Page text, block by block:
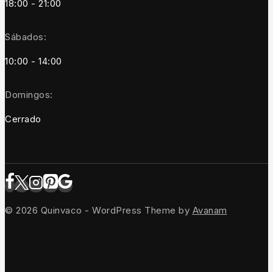
18:00 - 21:00
Sábados:
10:00 - 14:00
Domingos:
Cerrado
© 2026 Quinvaco - WordPress Theme by Avanam